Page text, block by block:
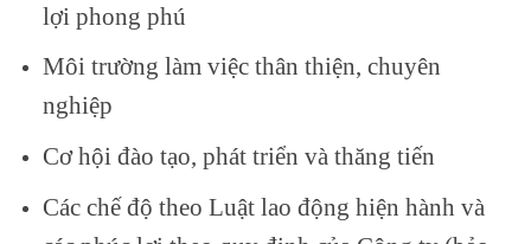
lợi phong phú
Môi trường làm việc thân thiện, chuyên
nghiệp
Cơ hội đào tạo, phát triển và thăng tiến
Các chế độ theo Luật lao động hiện hành và